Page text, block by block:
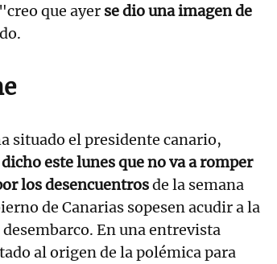
que ayer se dio una imagen de
situado el presidente canario,
dicho este lunes que no va a romper
los desencuentrosde la semana
de Canarias sopesen acudir a la
En una entrevista
al origen de la polémica para